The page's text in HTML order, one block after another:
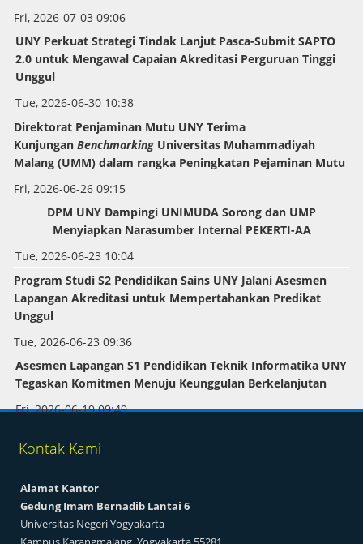
Fri, 2026-07-03 09:06
UNY Perkuat Strategi Tindak Lanjut Pasca-Submit SAPTO
2.0 untuk Mengawal Capaian Akreditasi Perguruan Tinggi
Unggul
Tue, 2026-06-30 10:38
Direktorat Penjaminan Mutu UNY Terima
Kunjungan BenchmarkingUniversitas Muhammadiyah
Malang (UMM) dalam rangka Peningkatan Pejaminan Mutu
Fri, 2026-06-26 09:15
DPM UNY Dampingi UNIMUDA Sorong dan UMP
Menyiapkan Narasumber Internal PEKERTI-AA
Tue, 2026-06-23 10:04
Program Studi S2 Pendidikan Sains UNY Jalani Asesmen
Lapangan Akreditasi untuk Mempertahankan Predikat
Unggul
Tue, 2026-06-23 09:36
Asesmen Lapangan S1 Pendidikan Teknik Informatika UNY
Tegaskan Komitmen Menuju Keunggulan Berkelanjutan
Fri, 2026-06-19 09:49
Kontak Kami
Alamat Kantor
Gedung Imam Bernadib Lantai 6
Universitas Negeri Yogyakarta